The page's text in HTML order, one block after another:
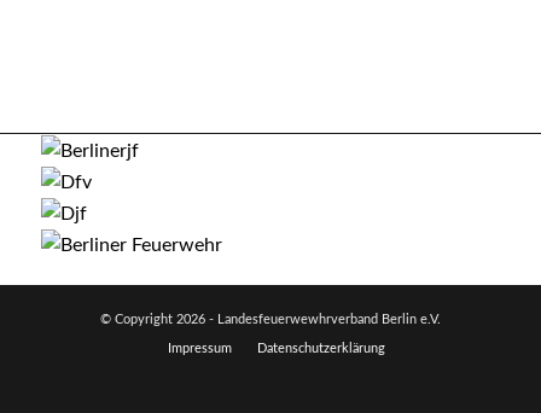
© Copyright 2026 - Landesfeuerwewhrverband Berlin e.V.
Impressum Datenschutzerklärung